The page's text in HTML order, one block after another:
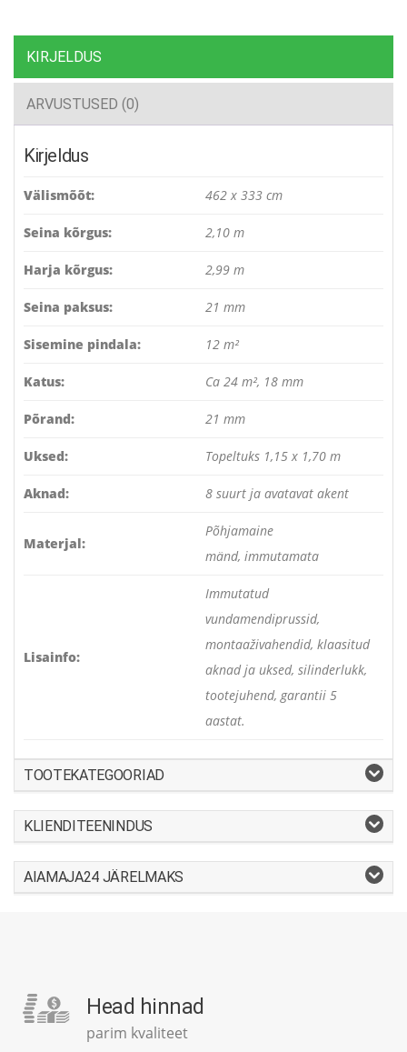
KIRJELDUS
ARVUSTUSED (0)
Kirjeldus
Välismõõt: 462 x 333 cm
Seina kõrgus: 2,10 m
Harja kõrgus: 2,99 m
Seina paksus: 21 mm
Sisemine pindala: 12 m²
Katus: Ca 24 m², 18 mm
Põrand: 21 mm
Uksed: Topeltuks 1,15 x 1,70 m
Aknad: 8 suurt ja avatavat akent
Materjal:
Põhjamaine
mänd, immutamata
Lisainfo:
Immutatud
vundamendiprussid,
montaaživahendid, klaasitud
aknad ja uksed, silinderlukk,
tootejuhend, garantii 5
aastat.
TOOTEKATEGOORIAD
KLIENDITEENINDUS
AIAMAJA24 JÄRELMAKS
Head hinnad
parim kvaliteet